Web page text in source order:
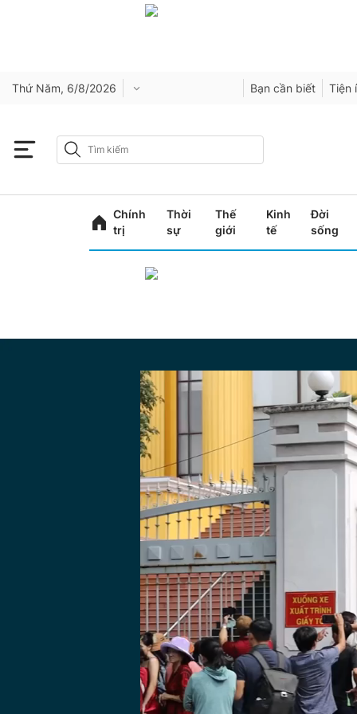
Thứ Năm, 6/8/2026 Bạn cần biết Tiện
Chính
trị
Thời
sự
Thế
giới
Kinh
tế
Đời
sống